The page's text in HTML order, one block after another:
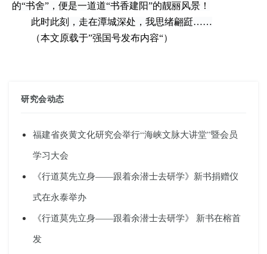
的“书舍”，便是一道道“书香建阳”的靓丽风景！
此时此刻，走在潭城深处，我思绪翩跹……
（本文原载于”强国号发布内容“）
研究会动态
福建省炎黄文化研究会举行“海峡文脉大讲堂”暨会员
学习大会
《行道莫先立身——跟着余潜士去研学》新书捐赠仪
式在永泰举办
《行道莫先立身——跟着余潜士去研学》 新书在榕首
发